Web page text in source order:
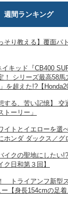
週間ランキング
そり教える】覆面パ
イキッド『CB400
！ シリーズ最高58
を超えた!?【
する、苦い記憶】
トーリー」
イトとイエローを選
ホンダ ダックス／グ
イクの聖地にしたい
日和第３回】
トライアンフ新型
【身長154cmの足着